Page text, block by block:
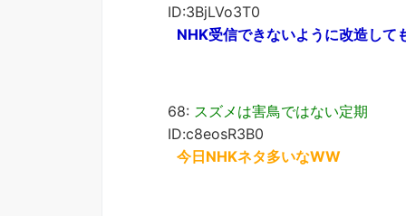
ID:3BjLVo3T0
NHK受信できないように改造して
68: スズメは害鳥ではない定期
ID:c8eosR3B0
今日NHKネタ多いなWW